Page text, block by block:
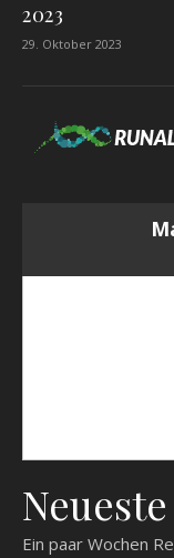
2023
29. Oktober 2023
Ein paar Wochen